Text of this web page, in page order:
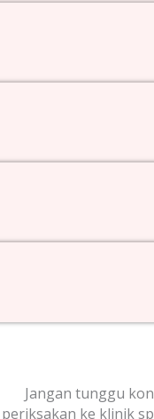
Jangan tunggu
ke klinik